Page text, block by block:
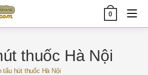
0
thuốc Hà Nội
tẩu hút thuốc Hà Nội